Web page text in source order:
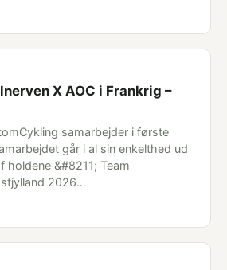
X AOC i Frankrig –
samarbejder i første
går i al sin enkelthed ud
holdene &#8211; Team
2026…